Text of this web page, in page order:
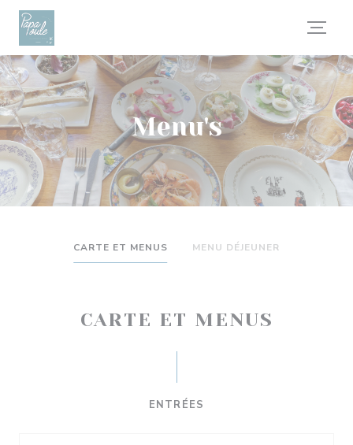
Cookies beheer paneel
Menu's
CARTE ET MENUS MENU DÉJEUNER
CARTE ET MENUS
ENTRÉES